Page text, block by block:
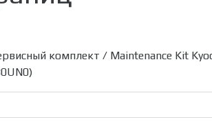
комплект / Maintenance Kit